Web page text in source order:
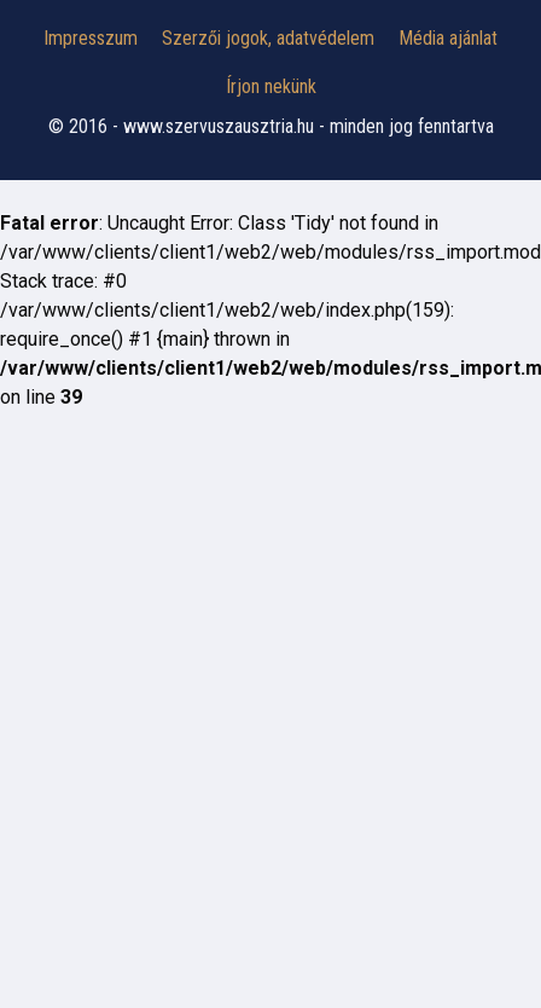
Impresszum Szerzői jogok, adatvédelem Média ajánlat
Írjon nekünk
© 2016 - www.szervuszausztria.hu - minden jog fenntartva
Fatal error: Uncaught Error: Class 'Tidy' not found in
/var/www/clients/client1/web2/web/modules/
Stack trace: #0
/var/www/clients/client1/web2/web/index.php(159):
require_once() #1 {main} thrown in
/var/www/clients/client1/web2/web/modules/
on line 39